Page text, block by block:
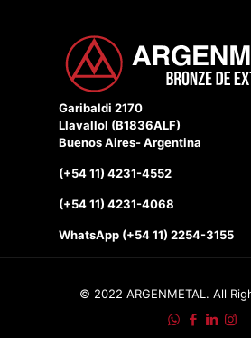
Garibaldi 2170
Llavallol (B1836ALF)
Buenos Aires- Argentina
(+54 11) 4231-4552
(+54 11) 4231-4068
WhatsApp (+54 11) 2254-3155
© 2022 ARGENMETAL. All